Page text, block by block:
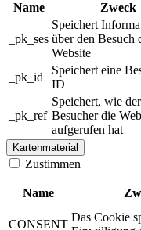
Name Zweck
_pk_ses
Speichert
über den Besuch
Website
_pk_id
Speichert eine
ID
_pk_ref
Speichert, wie der
Besucher die
aufgerufen hat
Kartenmaterial
Zustimmen
Name
CONSENT
Das Cookie